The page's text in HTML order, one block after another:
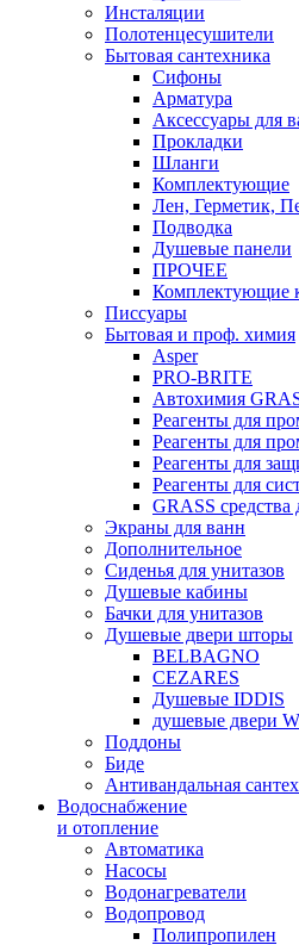
Инсталяции
Полотенцесушители
Бытовая сантехника
Сифоны
Арматура
Аксессуары для
Прокладки
Шланги
Комплектующие
Лен, Герметик,
Подводка
Душевые панели
ПРОЧЕЕ
Комплектующие
Писсуары
Бытовая и проф. химия
Asper
PRO-BRITE
Автохимия
Реагенты для
Реагенты для
Реагенты для
Реагенты для
GRASS
Экраны для ванн
Дополнительное
Сиденья для унитазов
Душевые кабины
Бачки для унитазов
Душевые двери шторы
BELBAGNO
CEZARES
Душевые IDDIS
душевые двери
Поддоны
Биде
Антивандальная
Водоснабжение
и отопление
Автоматика
Насосы
Водонагреватели
Водопровод
Полипропилен